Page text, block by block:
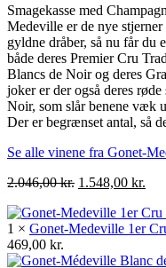
Smagekasse med
Medeville er de nye
gyldne dråber, så nu får du
både deres Premier Cru
Blancs de Noir og deres
joker er der også deres
Noir, som slår benene væk
Der er begrænset antal, så
Se alle vinene fra Gonet-
2.046,00kr. Den
pris
var:
1.548,00 kr.
pris
er:
1 × Gonet-Medeville 1er
469,00 kr.